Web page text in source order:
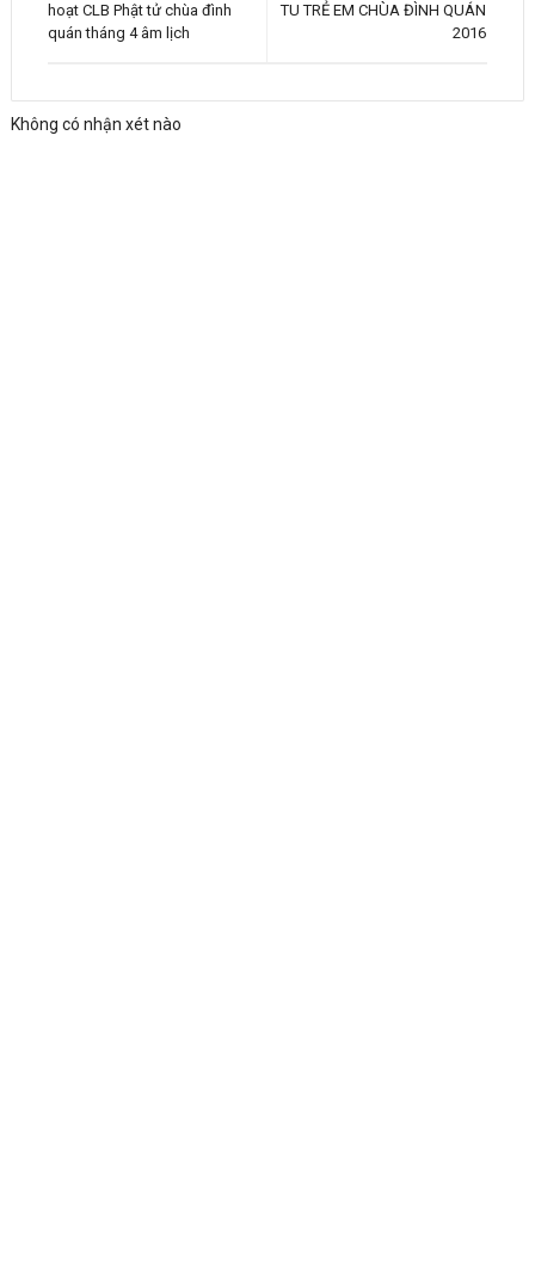
TU TRẺ EM CHÙA ĐÌNH QUÁN
2016
hoạt CLB Phật tử chùa đình
quán tháng 4 âm lịch
Không có nhận xét nào